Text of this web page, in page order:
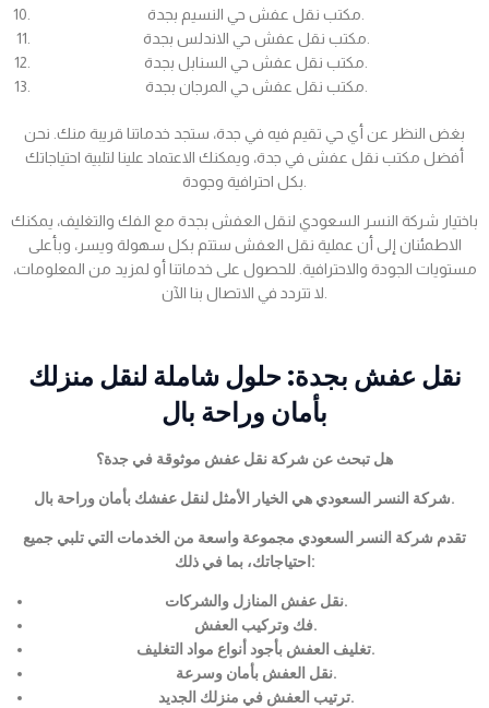
بغض النظر عن أي حي تقيم فيه في جدة، ستجد خدماتنا قريبة منك. نحن
أفضل مكتب نقل عفش في جدة، ويمكنك الاعتماد علينا لتلبية احتياجاتك
باختيار شركة النسر السعودي لنقل العفش بجدة مع الفك والتغليف، يمكنك
الاطمئنان إلى أن عملية نقل العفش ستتم بكل سهولة ويسر، وبأعلى
مستويات الجودة والاحترافية. للحصول على خدماتنا أو لمزيد من المعلومات،
نقل عفش بجدة: حلول شاملة لنقل منزلك
بأمان وراحة بال
هل تبحث عن شركة نقل عفش موثوقة في جدة؟
شركة النسر السعودي هي الخيار الأمثل لنقل عفشك بأمان وراحة بال.
تقدم شركة النسر السعودي مجموعة واسعة من الخدمات التي تلبي جميع
احتياجاتك، بما في ذلك:
نقل عفش المنازل والشركات.
فك وتركيب العفش.
تغليف العفش بأجود أنواع مواد التغليف.
نقل العفش بأمان وسرعة.
ترتيب العفش في منزلك الجديد.